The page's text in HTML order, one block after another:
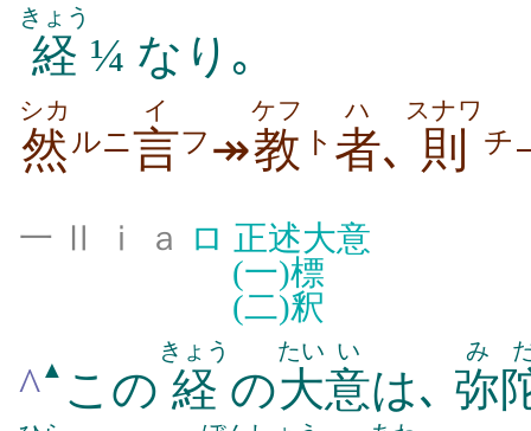
経
きょう
¼ なり｡
然
シカ
ルニ言
イ
フ ↠教
ケフ
ト 者
ハ
､ 則
スナワ
チ
一 Ⅱ ⅰ ａ ロ 正述大意
(一)標
(二)釈
^▲ この 経
きょう
の大
たい
意
い
は､ 弥
み